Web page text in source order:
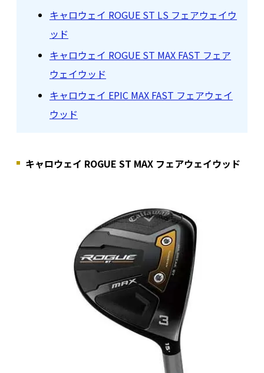
キャロウェイ ROGUE ST LS フェアウェイウ
ッド
キャロウェイ ROGUE ST MAX FAST フェア
ウェイウッド
キャロウェイ EPIC MAX FAST フェアウェイ
ウッド
キャロウェイ ROGUE ST MAX フェアウェイウッド